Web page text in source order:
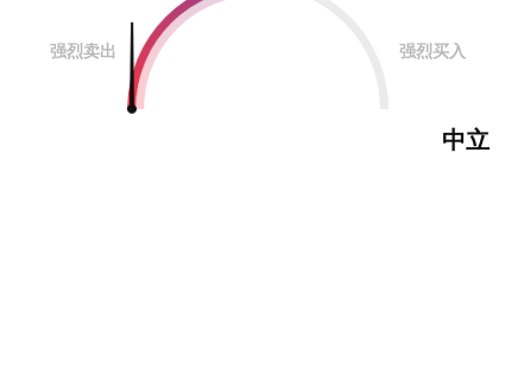
强烈卖出 强烈买入
中立